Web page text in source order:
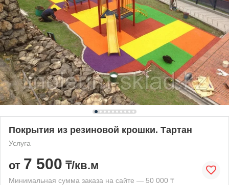
Покрытия из резиновой крошки. Тартан
Услуга
от 7 500 ₸/кв.м
Минимальная сумма заказа на сайте — 50 000 ₸